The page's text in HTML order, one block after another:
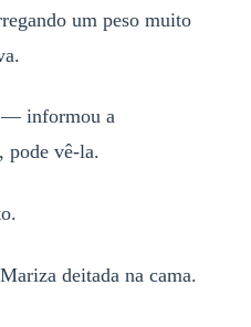
um peso muito
informou a
pode vê-la.
deitada na cama.